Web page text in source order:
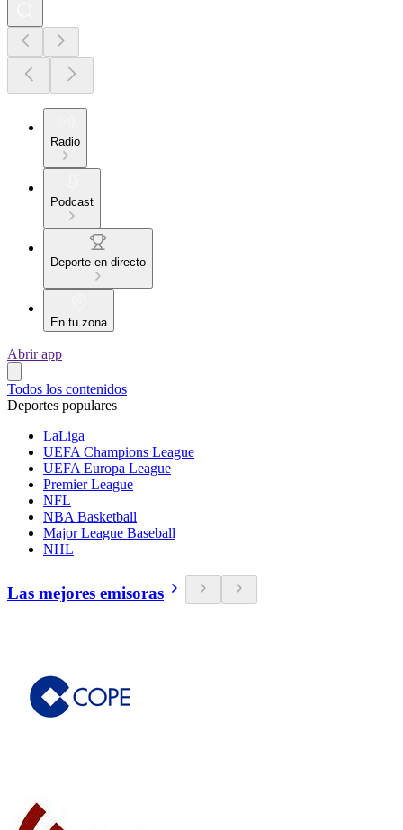
Radio
Podcast
Deporte en directo
En tu zona
Abrir app
Todos los contenidos
Deportes populares
LaLiga
UEFA Champions League
UEFA Europa League
Premier League
NFL
NBA Basketball
Major League Baseball
NHL
Las mejores emisoras